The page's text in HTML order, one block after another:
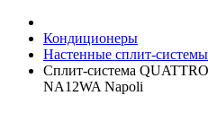
Кондиционеры
Настенные сплит-системы
Сплит-система
NA12WA Napoli